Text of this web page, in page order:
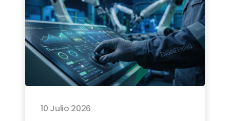
10 Julio 2026